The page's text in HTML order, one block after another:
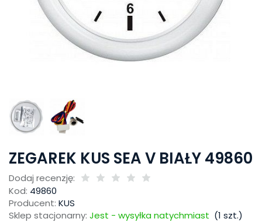
ZEGAREK KUS SEA V BIAŁY 49860
Dodaj recenzję:
Kod: 49860
Producent: KUS
Sklep stacjonarny: Jest - wysyłka natychmiast (1 szt.)